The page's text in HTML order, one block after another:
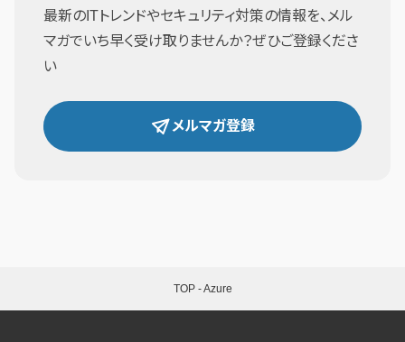
最新のITトレンドやセキュリティ対策の情報を、メル
マガでいち早く受け取りませんか？ぜひご登録くださ
い
メルマガ登録
TOP-Azure